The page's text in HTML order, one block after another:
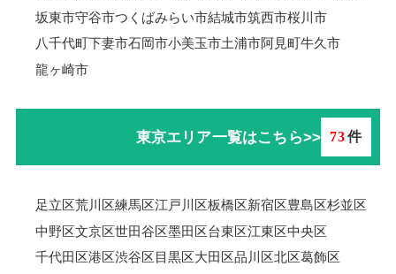
坂東市守谷市つくばみらい市結城市筑西市桜川市
八千代町下妻市石岡市小美玉市土浦市阿見町牛久市
龍ヶ崎市
東京エリア一覧はこちら>> 73件
足立区荒川区練馬区江戸川区板橋区新宿区豊島区杉並区
中野区文京区世田谷区墨田区台東区江東区中央区
千代田区港区渋谷区目黒区大田区品川区北区葛飾区